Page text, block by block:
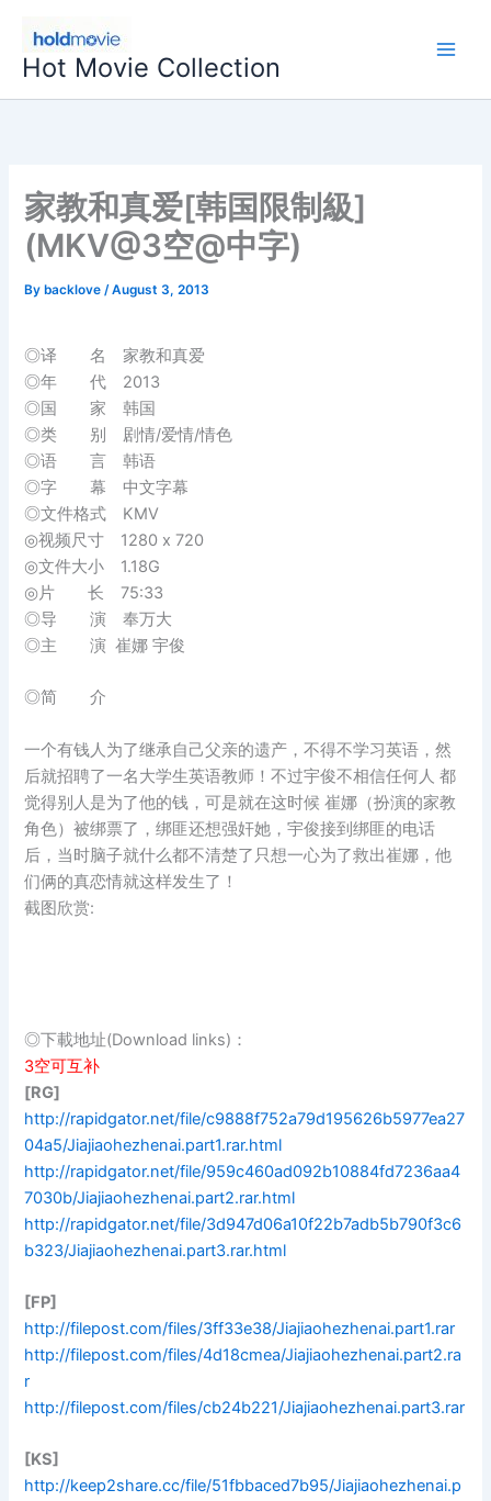
content
Hot Movie Collection
家教和真爱[韩国限制級]
(MKV@3空@中字)
By backlove/August 3, 2013
◎译 名 家教和真爱
◎年 代 2013
◎国 家 韩国
◎类 别 剧情/爱情/情色
◎语 言 韩语
◎字 幕 中文字幕
◎文件格式 KMV
◎视频尺寸 1280 x 720
◎文件大小 1.18G
◎片 长 75:33
◎导 演 奉万大
◎主 演 崔娜 宇俊
◎简 介
一个有钱人为了继承自己父亲的遗产，不得不学习英语，然
后就招聘了一名大学生英语教师！不过宇俊不相信任何人 都
觉得别人是为了他的钱，可是就在这时候 崔娜（扮演的家教
角色）被绑票了，绑匪还想强奸她，宇俊接到绑匪的电话
后，当时脑子就什么都不清楚了只想一心为了救出崔娜，他
们俩的真恋情就这样发生了！
截图欣赏:
◎下載地址(Download links)：
3空可互补
[RG]
http://rapidgator.net/file/c9888f752a79d195626b5977ea27
04a5/Jiajiaohezhenai.part1.rar.html
http://rapidgator.net/file/959c460ad092b10884fd7236aa4
7030b/Jiajiaohezhenai.part2.rar.html
http://rapidgator.net/file/3d947d06a10f22b7adb5b790f3c6
b323/Jiajiaohezhenai.part3.rar.html
[FP]
http://filepost.com/files/3ff33e38/Jiajiaohezhenai.part1.rar
http://filepost.com/files/4d18cmea/Jiajiaohezhenai.part2.ra
r
http://filepost.com/files/cb24b221/Jiajiaohezhenai.part3.rar
[KS]
http://keep2share.cc/file/51fbbaced7b95/Jiajiaohezhenai.p